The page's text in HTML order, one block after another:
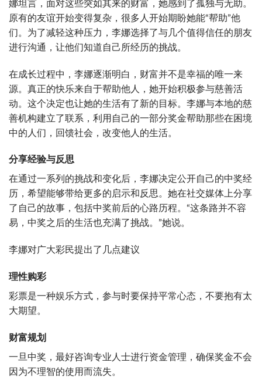
娜坦言，面对这些突如其来的财富，她感到了孤独与无助。
原有的友谊开始变得复杂，很多人开始期盼她能“帮助”他
们。为了减轻这种压力，李娜选择了与几个值得信任的朋友
进行沟通，让他们知道自己所经历的挑战。
在成长过程中，李娜逐渐明白，财富并不是幸福的唯一来
源。真正的快乐来自于帮助他人，她开始积极参与慈善活
动。这个决定也让她的生活有了新的目标。李娜与本地的慈
善机构建立了联系，利用自己的一部分奖金帮助那些在困境
中的人们，回馈社会，改变他人的生活。
分享经验与反思
在通过一系列的挑战和变化后，李娜决定公开自己的中奖经
历，希望能够带给更多的启示和反思。她在社交媒体上分享
了自己的故事，包括中奖前后的心路历程。“这条路并不容
易，中奖之后的生活也充满了挑战。”她说。
李娜对广大彩民提出了几点建议
理性购彩
彩票是一种娱乐方式，参与时要保持平常心态，不要抱有太
大期望。
财富规划
一旦中奖，最好咨询专业人士进行资金管理，确保奖金不会
因为不理智的使用而流失。